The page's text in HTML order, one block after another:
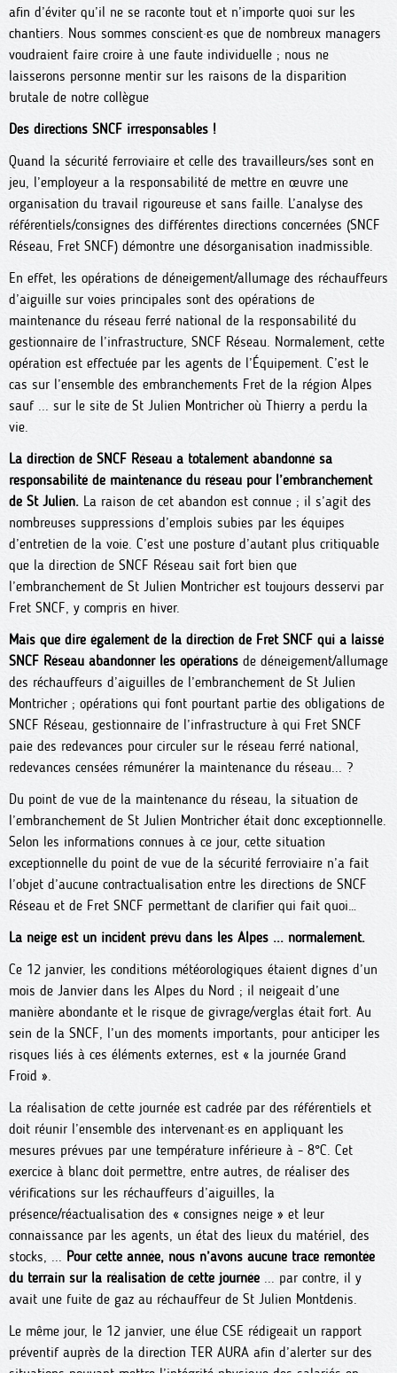
afin d’éviter qu’il ne se raconte tout et n’importe quoi sur les
chantiers. Nous sommes conscient·es que de nombreux managers
voudraient faire croire à une faute individuelle ; nous ne
laisserons personne mentir sur les raisons de la disparition
brutale de notre collègue
Des directions SNCF irresponsables !
Quand la sécurité ferroviaire et celle des travailleurs/ses sont en
jeu, l’employeur a la responsabilité de mettre en œuvre une
organisation du travail rigoureuse et sans faille. L’analyse des
référentiels/consignes des différentes directions concernées (SNCF
Réseau, Fret SNCF) démontre une désorganisation inadmissible.
En effet, les opérations de déneigement/allumage des réchauffeurs
d’aiguille sur voies principales sont des opérations de
maintenance du réseau ferré national de la responsabilité du
gestionnaire de l’infrastructure, SNCF Réseau. Normalement, cette
opération est effectuée par les agents de l’Équipement. C’est le
cas sur l’ensemble des embranchements Fret de la région Alpes
sauf ... sur le site de St Julien Montricher où Thierry a perdu la
vie.
La direction de SNCF Réseau a totalement abandonné sa
responsabilité de maintenance du réseau pour l’embranchement
de St Julien. La raison de cet abandon est connue ; il s’agit des
nombreuses suppressions d’emplois subies par les équipes
d’entretien de la voie. C’est une posture d’autant plus critiquable
que la direction de SNCF Réseau sait fort bien que
l’embranchement de St Julien Montricher est toujours desservi par
Fret SNCF, y compris en hiver.
Mais que dire également de la direction de Fret SNCF qui a laissé
SNCF Réseau abandonner les opérations de déneigement/allumage
des réchauffeurs d’aiguilles de l’embranchement de St Julien
Montricher ; opérations qui font pourtant partie des obligations de
SNCF Réseau, gestionnaire de l’infrastructure à qui Fret SNCF
paie des redevances pour circuler sur le réseau ferré national,
redevances censées rémunérer la maintenance du réseau... ?
Du point de vue de la maintenance du réseau, la situation de
l’embranchement de St Julien Montricher était donc exceptionnelle.
Selon les informations connues à ce jour, cette situation
exceptionnelle du point de vue de la sécurité ferroviaire n’a fait
l’objet d’aucune contractualisation entre les directions de SNCF
Réseau et de Fret SNCF permettant de clarifier qui fait quoi…
La neige est un incident prévu dans les Alpes ... normalement.
Ce 12 janvier, les conditions météorologiques étaient dignes d’un
mois de Janvier dans les Alpes du Nord ; il neigeait d’une
manière abondante et le risque de givrage/verglas était fort. Au
sein de la SNCF, l’un des moments importants, pour anticiper les
risques liés à ces éléments externes, est « la journée Grand
Froid ».
La réalisation de cette journée est cadrée par des référentiels et
doit réunir l’ensemble des intervenant·es en appliquant les
mesures prévues par une température inférieure à - 8°C. Cet
exercice à blanc doit permettre, entre autres, de réaliser des
vérifications sur les réchauffeurs d’aiguilles, la
présence/réactualisation des « consignes neige » et leur
connaissance par les agents, un état des lieux du matériel, des
stocks, ... Pour cette année, nous n’avons aucune trace remontée
du terrain sur la réalisation de cette journée ... par contre, il y
avait une fuite de gaz au réchauffeur de St Julien Montdenis.
Le même jour, le 12 janvier, une élue CSE rédigeait un rapport
préventif auprès de la direction TER AURA afin d’alerter sur des